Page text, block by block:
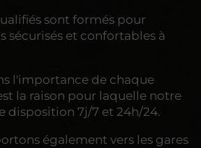
sont formés pour
sécurisés et confortables à
l'importance de chaque
la raison pour laquelle notre
disposition 7j/7 et 24h/24.
également vers les gares